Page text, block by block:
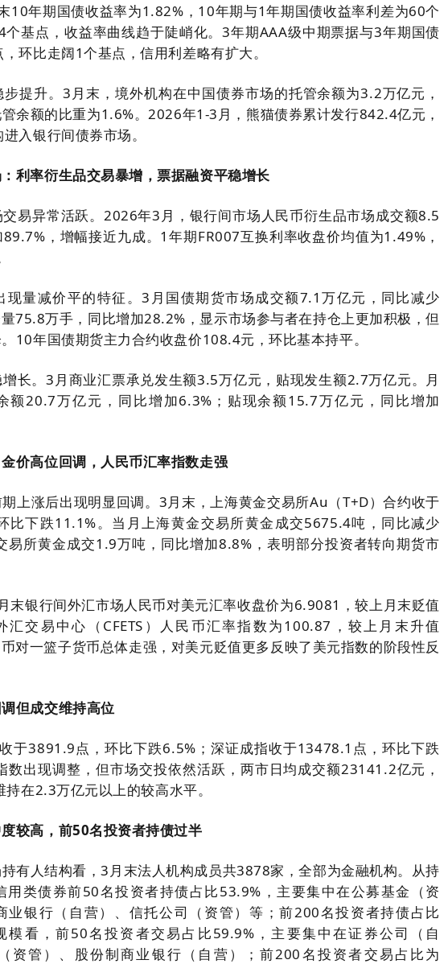
10年期国债收益率为1.82%，10年期与1年期国债收益率利差为60个
基点，收益率曲线趋于陡峭化。3年期AAA级中期票据与3年期国债
环比走阔1个基点，信用利差略有扩大。
提升。3月末，境外机构在中国债券市场的托管余额为3.2万亿元，
余额的比重为1.6%。2026年1-3月，熊猫债券累计发行842.4亿元，
入银行间债券市场。
利率衍生品交易暴增，票据融资平稳增长
交易异常活跃。2026年3月，银行间市场人民币衍生品市场成交额8.5
，增幅接近九成。1年期FR007互换利率收盘价均值为1.49%，
现量减价平的特征。3月国债期货市场成交额7.1万亿元，同比减少
75.8万手，同比增加28.2%，显示市场参与者在持仓上更加积极，但
10年国债期货主力合约收盘价108.4元，环比基本持平。
长。3月商业汇票承兑发生额3.5万亿元，贴现发生额2.7万亿元。月
额20.7万亿元，同比增加6.3%；贴现余额15.7万亿元，同比增加
价高位回调，人民币汇率指数走强
上涨后出现明显回调。3月末，上海黄金交易所Au（T+D）合约收于
比下跌11.1%。当月上海黄金交易所黄金成交5675.4吨，同比减少
易所黄金成交1.9万吨，同比增加8.8%，表明部分投资者转向期货市
末银行间外汇市场人民币对美元汇率收盘价为6.9081，较上月末贬值
汇交易中心（CFETS）人民币汇率指数为100.87，较上月末升值
对一篮子货币总体走强，对美元贬值更多反映了美元指数的阶段性反
但成交维持高位
于3891.9点，环比下跌6.5%；深证成指收于13478.1点，环比下跌
数出现调整，但市场交投依然活跃，两市日均成交额23141.2亿元，
在2.3万亿元以上的较高水平。
较高，前50名投资者持债过半
有人结构看，3月末法人机构成员共3878家，全部为金融机构。从持
用类债券前50名投资者持债占比53.9%，主要集中在公募基金（资
业银行（自营）、信托公司（资管）等；前200名投资者持债占比
模看，前50名投资者交易占比59.9%，主要集中在证券公司（自
资管）、股份制商业银行（自营）；前200名投资者交易占比为